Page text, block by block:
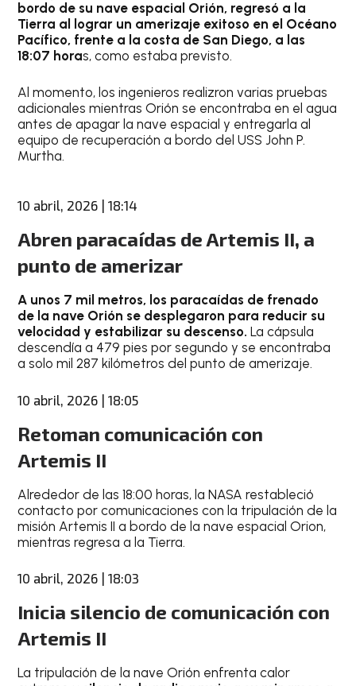
bordo de su nave espacial Orión, regresó a la
Tierra al lograr un amerizaje exitoso en el Océano
Pacífico, frente a la costa de San Diego, a las
18:07 horas, como estaba previsto.
Al momento, los ingenieros realizron varias pruebas
adicionales mientras Orión se encontraba en el agua
antes de apagar la nave espacial y entregarla al
equipo de recuperación a bordo del USS John P.
Murtha.
10 abril, 2026 | 18:14
Abren paracaídas de Artemis II, a
punto de amerizar
A unos 7 mil metros, los paracaídas de frenado
de la nave Orión se desplegaron para reducir su
velocidad y estabilizar su descenso. La cápsula
descendía a 479 pies por segundo y se encontraba
a solo mil 287 kilómetros del punto de amerizaje.
10 abril, 2026 | 18:05
Retoman comunicación con
Artemis II
Alrededor de las 18:00 horas, la NASA restableció
contacto por comunicaciones con la tripulación de la
misión Artemis II a bordo de la nave espacial Orion,
mientras regresa a la Tierra.
10 abril, 2026 | 18:03
Inicia silencio de comunicación con
Artemis II
La tripulación de la nave Orión enfrenta calor